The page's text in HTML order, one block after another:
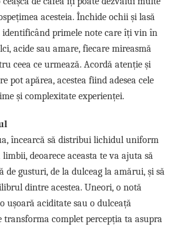
acesteia. Închide ochii și lasă
identificând primele note care îți vin în
acide sau amare, fiecare mireasmă
ceea ce urmează. Acordă atenție și
pot apărea, acestea fiind adesea cele
și complexitate experienței.
încearcă să distribui lichidul uniform
deoarece aceasta te va ajuta să
de gusturi, de la dulceag la amărui, și să
dintre acestea. Uneori, o notă
ușoară aciditate sau o dulceață
transforma complet percepția ta asupra